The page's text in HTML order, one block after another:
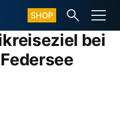
SHOP
bei